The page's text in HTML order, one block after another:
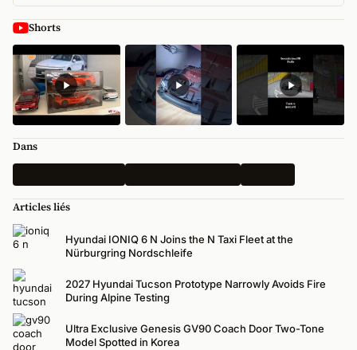
Shorts
Dans
Articles liés
Hyundai IONIQ 6 N Joins the N Taxi Fleet at the
Nürburgring Nordschleife
2027 Hyundai Tucson Prototype Narrowly Avoids Fire
During Alpine Testing
Ultra Exclusive Genesis GV90 Coach Door Two-Tone
Model Spotted in Korea